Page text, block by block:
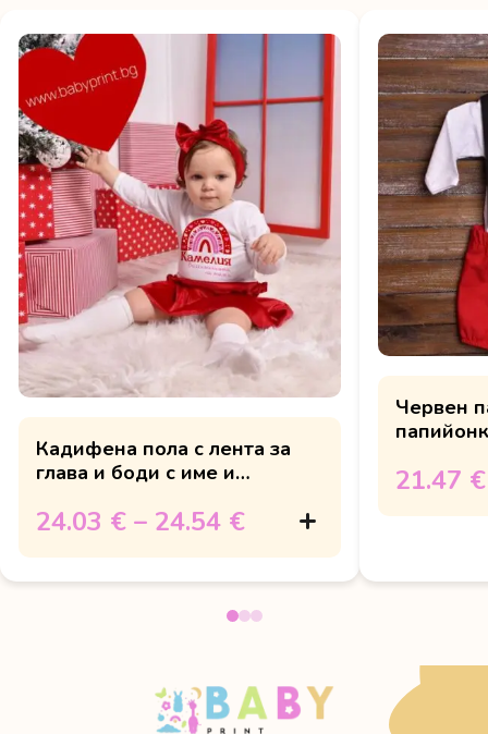
Кадифена пола с лента за
глава и боди с име и
24.03 € – 24.54 €
Червен
21.47 €